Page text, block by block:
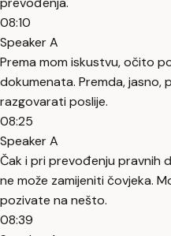
08:10
Speaker A
Prema mom iskustvu, očito
dokumenata. Premda, jasno,
razgovarati poslije.
08:25
Speaker A
Čak i pri prevođenju pravnih
ne može zamijeniti čovjeka.
pozivate na nešto.
08:39